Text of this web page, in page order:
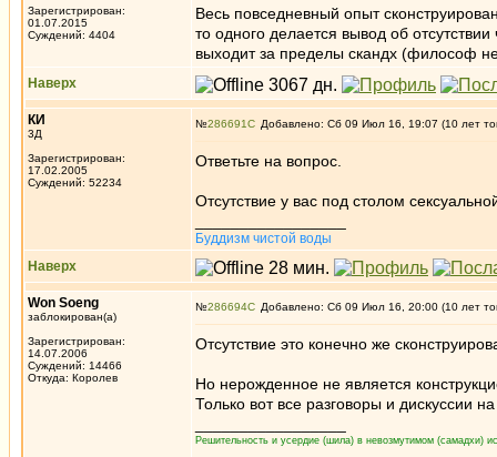
Зарегистрирован:
01.07.2015
Суждений: 4404
Весь повседневный опыт
то одного делается вывод об
выходит за пределы скандх (философ
Наверх
КИ
3Д
Зарегистрирован:
17.02.2005
Суждений: 52234
№286691 Добавлено: Сб 09 Июл 16, 19:07 (10 лет
Ответьте на вопрос.
Отсутствие у вас под столом
Буддизм чистой воды
Наверх
Won Soeng
заблокирован(а)
Зарегистрирован:
14.07.2006
Суждений: 14466
Откуда: Королев
№286694 Добавлено: Сб 09 Июл 16, 20:00 (10 лет
Отсутствие это конечно же
Но нерожденное не является
Только вот все разговоры и дискуссии
Решительность и усердие (шила) в невозмутимом (самадхи)